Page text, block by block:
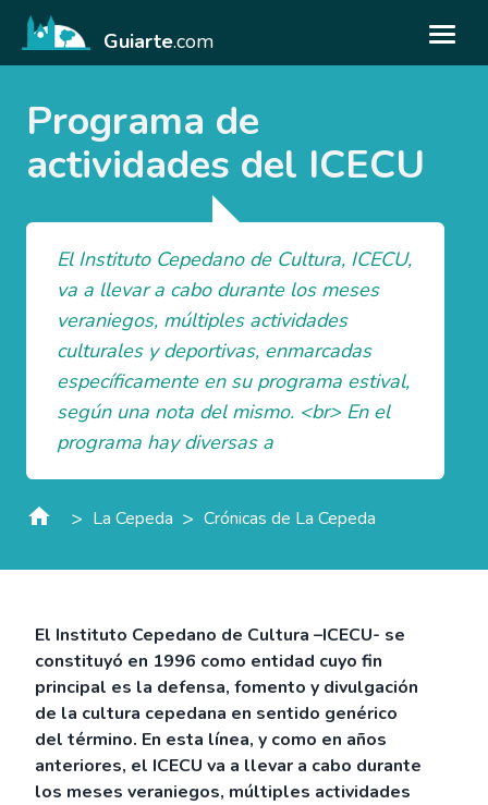
Guiarte.com
Programa de
actividades del ICECU
El Instituto Cepedano de Cultura, ICECU,
va a llevar a cabo durante los meses
veraniegos, múltiples actividades
culturales y deportivas, enmarcadas
específicamente en su programa estival,
según una nota del mismo. <br> En el
programa hay diversas a
> La Cepeda > Crónicas de La Cepeda
El Instituto Cepedano de Cultura –ICECU- se
constituyó en 1996 como entidad cuyo fin
principal es la defensa, fomento y divulgación
de la cultura cepedana en sentido genérico
del término. En esta línea, y como en años
anteriores, el ICECU va a llevar a cabo durante
los meses veraniegos, múltiples actividades